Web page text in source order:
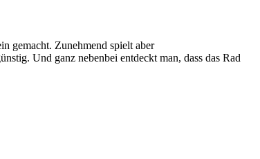
gemacht. Zunehmend spielt aber
Und ganz nebenbei entdeckt man, dass das Rad